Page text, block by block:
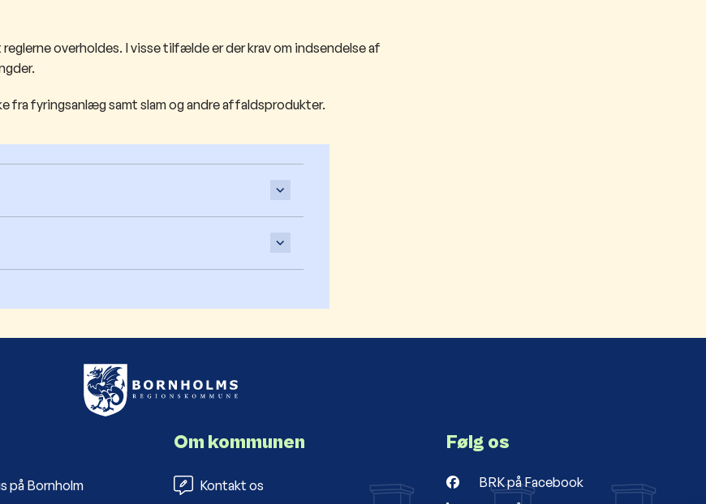
overholdes. I visse tilfælde er der krav om indsendelse af
fra fyringsanlæg samt slam og andre affaldsprodukter.
på Bornholm
Om kommunen
Kontakt os
Følg os
BRK på Facebook